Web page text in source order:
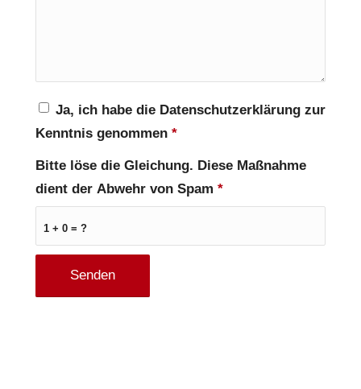
Ja, ich habe die Datenschutzerklärung zur
Kenntnis genommen *
1 + 0 = ?
Bitte löse die Gleichung. Diese Maßnahme
dient der Abwehr von Spam *